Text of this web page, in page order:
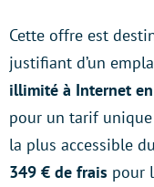
Cette offre est
justifiant d’un
illimité à Internet
pour un tarif
la plus accessible
349 € de frais pour